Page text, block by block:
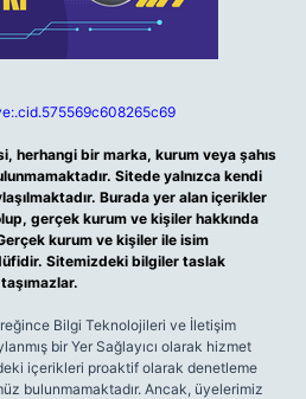
herhangi bir marka, kurum veya şahıs
Sitede yalnızca kendi
Burada yer alan içerikler
gerçek kurum ve kişiler hakkında
kurum ve kişiler ile isim
Sitemizdeki bilgiler taslak
Bilgi Teknolojileri ve İletişim
bir Yer Sağlayıcı olarak hizmet
içerikleri proaktif olarak denetleme
bulunmamaktadır. Ancak, üyelerimiz